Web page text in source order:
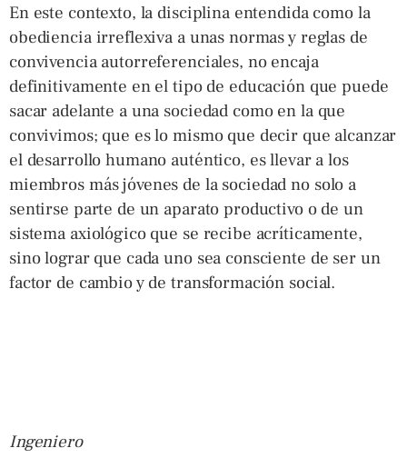
En este contexto, la disciplina entendida como la
obediencia irreflexiva a unas normas y reglas de
convivencia autorreferenciales, no encaja
definitivamente en el tipo de educación que puede
sacar adelante a una sociedad como en la que
convivimos; que es lo mismo que decir que alcanzar
el desarrollo humano auténtico, es llevar a los
miembros más jóvenes de la sociedad no solo a
sentirse parte de un aparato productivo o de un
sistema axiológico que se recibe acríticamente,
sino lograr que cada uno sea consciente de ser un
factor de cambio y de transformación social.
Ingeniero